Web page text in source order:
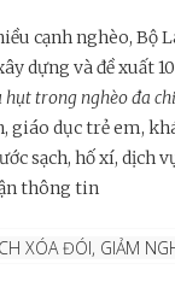
cạnh nghèo, Bộ
dựng và đề xuất
hụt trong nghèo đa
giáo dục trẻ em,
sạch, hố xí, dịch
thông tin
XÓA ĐÓI, GIẢM